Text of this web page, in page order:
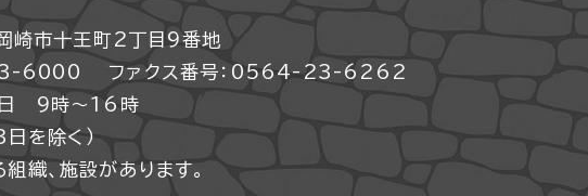
市十王町2丁目9番地
23-6000
ファクス番号：0564-23-6262
日 9時～16時
を除く）
織、施設があります。